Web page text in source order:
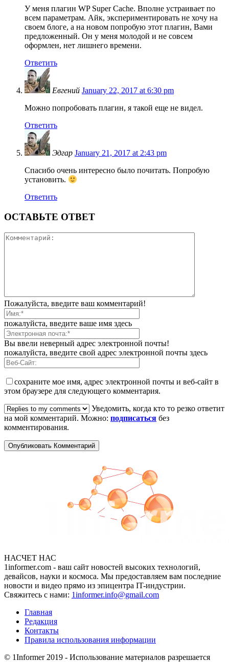
У меня плагин WP Super Cache. Вполне устраивает по
всем параметрам. Айк, экспериментировать не хочу на
своем блоге, а на новом попробую этот плагин, Вами
предложенный. Он у меня молодой и не совсем
оформлен, нет лишнего времени.
Ответить
Евгений January 22, 2017 at 6:30 pm
Можно попробовать плагин, я такой еще не видел.
Ответить
Эдгар January 21, 2017 at 2:43 pm
Спасибо очень интересно было почитать. Попробую
установить.
Ответить
ОСТАВЬТЕ ОТВЕТ
Пожалуйста, введите ваш комментарий!
пожалуйста, введите ваше имя здесь
Вы ввели неверный адрес электронной почты!
пожалуйста, введите свой адрес электронной почты здесь
сохраните мое имя, адрес электронной почты и веб-сайт в
этом браузере для следующего комментария.
Уведомить, когда кто то резко ответит
на мой комментарий. Можно: подписаться без
комментирования.
НАСЧЕТ НАС
1informer.com - ваш сайт новостей высоких технологий,
девайсов, науки и космоса. Мы предоставляем вам последние
новости и видео прямо из эпицентра IT-индустрии.
Свяжитесь с нами: 1informer.info@gmail.com
Главная
Редакция
Контакты
Правила использования информации
© 1Informer 2019 - Использование материалов разрешается